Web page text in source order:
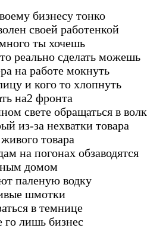
бизнесу тонко
своей работенкой
ты хочешь
реально сделать можешь
на работе мокнуть
и кого то хлопнуть
на2 фронта
свете обращаться в
из-за нехватки товара
товара
на погонах обзаводятся
домом
паленую водку
шмотки
в темнице
го лишь бизнес